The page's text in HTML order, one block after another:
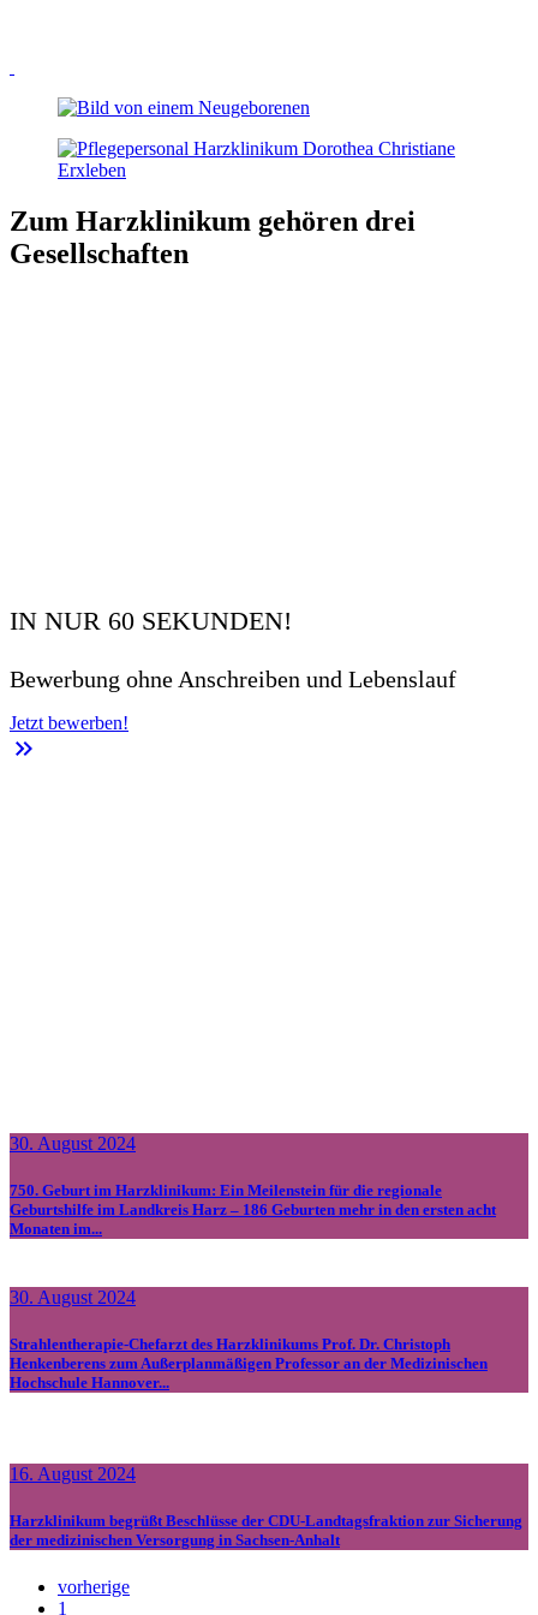
Zum Harzklinikum gehören drei
Gesellschaften
IN NUR 60 SEKUNDEN!
Bewerbung ohne Anschreiben und Lebenslauf
Jetzt bewerben!
keyboard_double_arrow_right
30. August 2024
750. Geburt im Harzklinikum: Ein Meilenstein für die regionale
Geburtshilfe im Landkreis Harz – 186 Geburten mehr in den ersten acht
Monaten im...
30. August 2024
Strahlentherapie-Chefarzt des Harzklinikums Prof. Dr. Christoph
Henkenberens zum Außerplanmäßigen Professor an der Medizinischen
Hochschule Hannover...
16. August 2024
Harzklinikum begrüßt Beschlüsse der CDU-Landtagsfraktion zur Sicherung
der medizinischen Versorgung in Sachsen-Anhalt
vorherige
1